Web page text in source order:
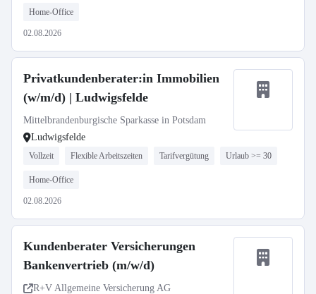
Home-Office
02.08.2026
Privatkundenberater:in Immobilien
(w/m/d) | Ludwigsfelde
Mittelbrandenburgische Sparkasse in Potsdam
Ludwigsfelde
Vollzeit Flexible Arbeitszeiten Tarifvergütung Urlaub >= 30
Home-Office
02.08.2026
Kundenberater Versicherungen
Bankenvertrieb (m/w/d)
R+V Allgemeine Versicherung AG